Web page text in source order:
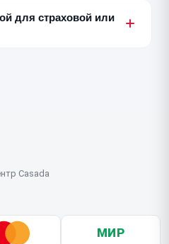
или законным
для страховой или
Casada
МИР